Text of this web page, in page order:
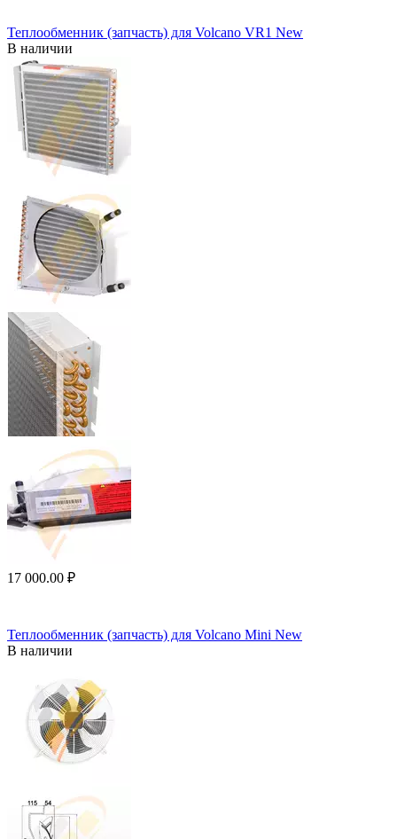
Теплообменник (запчасть) для Volcano VR1 New
В наличии
17 000.00 ₽
Теплообменник (запчасть) для Volcano Mini New
В наличии